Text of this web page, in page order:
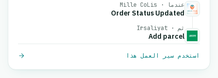
عندما · Mille CoLis
Order Status Updated
ثم · Irsaliyat
Add parcel
استخدم سير العمل هذا